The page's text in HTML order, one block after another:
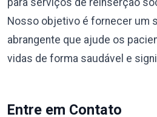
Nosso objetivo é fornecer um
abrangente que ajude os
vidas de forma saudável e
Entre em Contato